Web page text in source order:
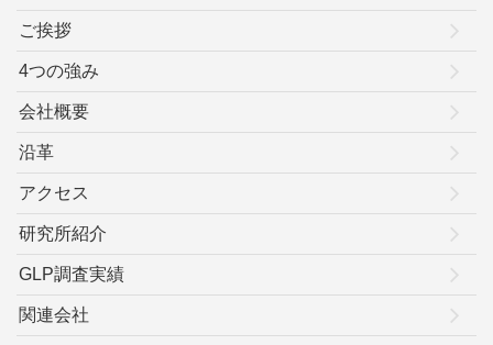
ご挨拶
4つの強み
会社概要
沿革
アクセス
研究所紹介
GLP調査実績
関連会社